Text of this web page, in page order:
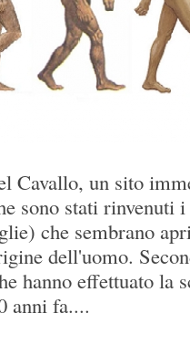
Cavallo, un sito
sono stati rinvenuti
che sembrano
dell'uomo.
hanno effettuato la
anni fa....